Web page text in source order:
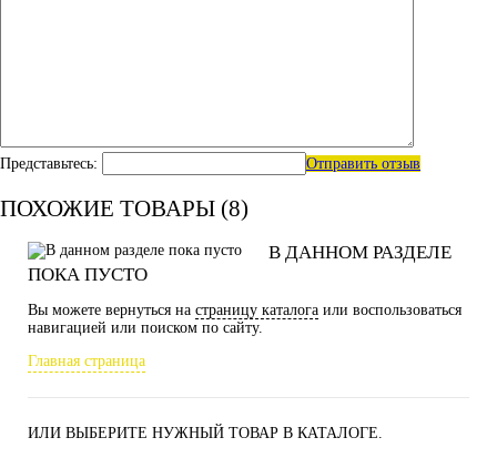
Представьтесь: Отправить отзыв
ПОХОЖИЕ ТОВАРЫ (8)
В ДАННОМ РАЗДЕЛЕ
ПОКА ПУСТО
Вы можете вернуться на страницу каталога или воспользоваться
навигацией или поиском по сайту.
Главная страница
ИЛИ ВЫБЕРИТЕ НУЖНЫЙ ТОВАР В КАТАЛОГЕ.